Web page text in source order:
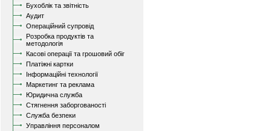
Бухоблік та звітність
Аудит
Операційний супровід
Розробка продуктів та
методологія
Касові операції та грошовий обіг
Платіжні картки
Інформаційні технології
Маркетинг та реклама
Юридична служба
Стягнення заборгованості
Служба безпеки
Управління персоналом